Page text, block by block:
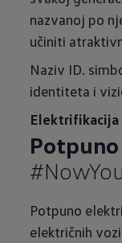
nazvanoj po
učiniti
Naziv ID.
identiteta i
Elektrifikacija
Potpuno
električnih